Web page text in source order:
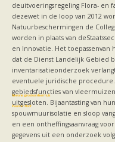
Verblijfplaatsen
Echolocatie
Soorten
Bechsteins
Bosvleermuis
Brandt's
Bruine of
Franjestaart
Gewone
Grijze
Grote rosse
Ingekorven
Gewone grootoorvleermuis
Paul van Hoof
deuitvoeringsregeling Flora- en
dezewet in de loop van 2012
Natuurbeschermingen de
worden in plaats van
en Innovatie. Het
dat de Dienst Landelijk Gebied
inventarisatieonderzoek
eventuele juridische
gebiedsfuncties van
uitgesloten. Bijaantasting van
spouwmuurisolatie en sloop
en een ontheffingsaanvraag
gegevens uit een onderzoek